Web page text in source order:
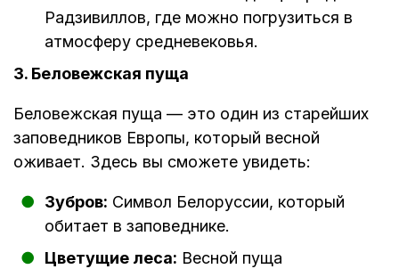
Радзивиллов, где можно погрузиться в
атмосферу средневековья.
3. Беловежская пуща
Беловежская пуща — это один из старейших
заповедников Европы, который весной
оживает. Здесь вы сможете увидеть:
Зубров: Символ Белоруссии, который
обитает в заповеднике.
Цветущие леса: Весной пуща